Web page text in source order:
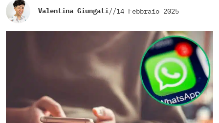
Valentina Giungati//14 Febbraio 2025